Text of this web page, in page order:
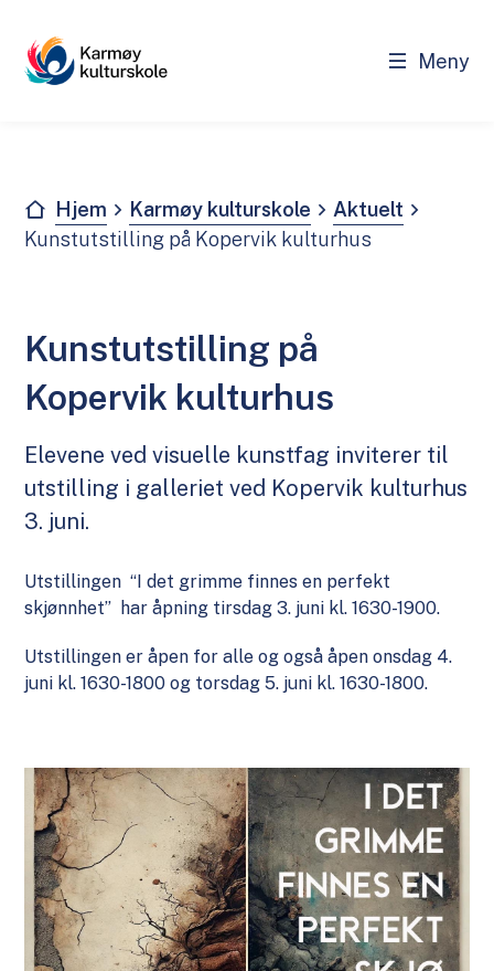
Meny
Du er her:
Hjem Karmøy kulturskole
Aktuelt
Kunstutstilling på Kopervik kulturhus
Kunstutstilling på
Kopervik kulturhus
Elevene ved visuelle kunstfag inviterer til
utstilling i galleriet ved Kopervik kulturhus
3. juni.
Utstillingen “I det grimme finnes en perfekt
skjønnhet” har åpning tirsdag 3. juni kl. 1630-1900.
Utstillingen er åpen for alle og også åpen onsdag 4.
juni kl. 1630-1800 og torsdag 5. juni kl. 1630-1800.